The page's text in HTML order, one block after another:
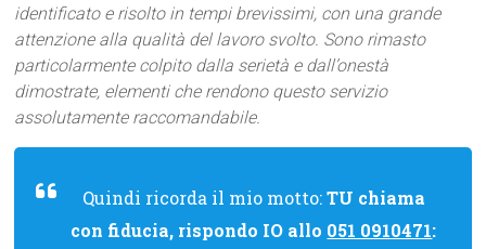
identificato e risolto in tempi brevissimi, con una grande
attenzione alla qualità del lavoro svolto. Sono rimasto
particolarmente colpito dalla serietà e dall’onestà
dimostrate, elementi che rendono questo servizio
assolutamente raccomandabile.
Quindi ricorda il mio motto:TU chiama
con fiducia, rispondo IO allo 051 0910471: